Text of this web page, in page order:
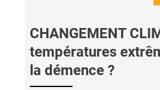
CHANGEMENT
températures
la démence ?